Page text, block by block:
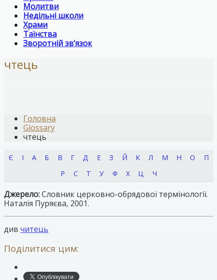
Молитви
Недільні школи
Храми
Таїнства
Зворотній зв’язок
чтець
Головна
Glossary
чтець
Є І А Б В Г Д Е З Й К Л М Н О
П
Р
С Т У Ф Х Ц Ч
Джерело:Словник церковно-обрядової термінології.
Наталія Пуряєва, 2001.
див читець
Поділитися цим: